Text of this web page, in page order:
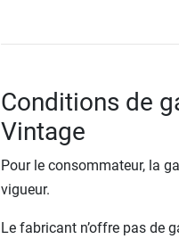
Conditions de
Vintage
Pour le consommateur, la
vigueur.
Le fabricant n’offre pas de